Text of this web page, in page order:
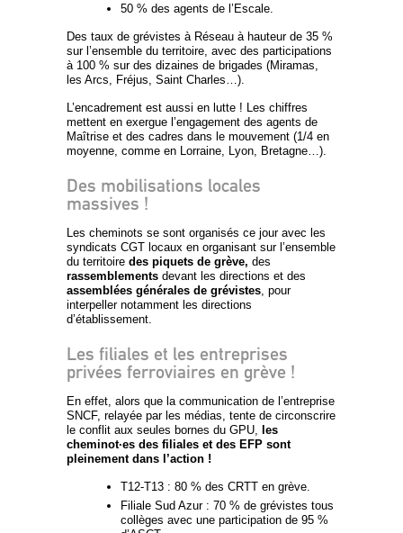
50 % des agents de l’Escale.
Des taux de grévistes à Réseau à hauteur de 35 %
sur l’ensemble du territoire, avec des participations
à 100 % sur des dizaines de brigades (Miramas,
les Arcs, Fréjus, Saint Charles…).
L’encadrement est aussi en lutte ! Les chiffres
mettent en exergue l’engagement des agents de
Maîtrise et des cadres dans le mouvement (1/4 en
moyenne, comme en Lorraine, Lyon, Bretagne…).
Des mobilisations locales
massives !
Les cheminots se sont organisés ce jour avec les
syndicats CGT locaux en organisant sur l’ensemble
du territoire des piquets de grève, des
rassemblements devant les directions et des
assemblées générales de grévistes , pour
interpeller notamment les directions
d’établissement.
Les filiales et les entreprises
privées ferroviaires en grève !
En effet, alors que la communication de l’entreprise
SNCF, relayée par les médias, tente de circonscrire
le conflit aux seules bornes du GPU, les
cheminot·es des filiales et des EFP sont
pleinement dans l’action !
T12-T13 : 80 % des CRTT en grève.
Filiale Sud Azur : 70 % de grévistes tous
collèges avec une participation de 95 %